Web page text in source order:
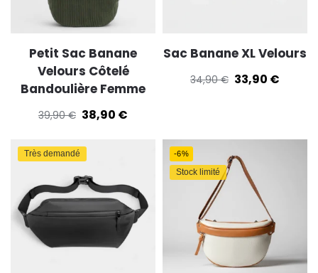
Petit Sac Banane
Velours Côtelé
Bandoulière Femme
39,90€ 38,90 €
Sac Banane XL Velours
34,90€ 33,90 €
Très demandé -6%
Stock limité